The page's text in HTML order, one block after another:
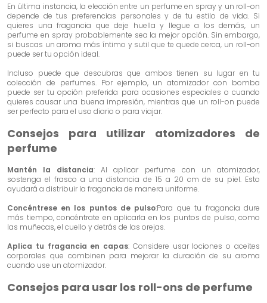
En última instancia, la elección entre un perfume en spray y un roll-on
depende de tus preferencias personales y de tu estilo de vida. Si
quieres una fragancia que deje huella y llegue a los demás, un
perfume en spray probablemente sea la mejor opción. Sin embargo,
si buscas un aroma más íntimo y sutil que te quede cerca, un roll-on
puede ser tu opción ideal.
Incluso puede que descubras que ambos tienen su lugar en tu
colección de perfumes. Por ejemplo, un atomizador con bomba
puede ser tu opción preferida para ocasiones especiales o cuando
quieres causar una buena impresión, mientras que un roll-on puede
ser perfecto para el uso diario o para viajar.
Consejos para utilizar atomizadores de
perfume
Mantén la distancia: Al aplicar perfume con un atomizador,
sostenga el frasco a una distancia de 15 a 20 cm de su piel. Esto
ayudará a distribuir la fragancia de manera uniforme.
Concéntrese en los puntos de pulso:Para que tu fragancia dure
más tiempo, concéntrate en aplicarla en los puntos de pulso, como
las muñecas, el cuello y detrás de las orejas.
Aplica tu fragancia en capas: Considere usar lociones o aceites
corporales que combinen para mejorar la duración de su aroma
cuando use un atomizador.
Consejos para usar los roll-ons de perfume